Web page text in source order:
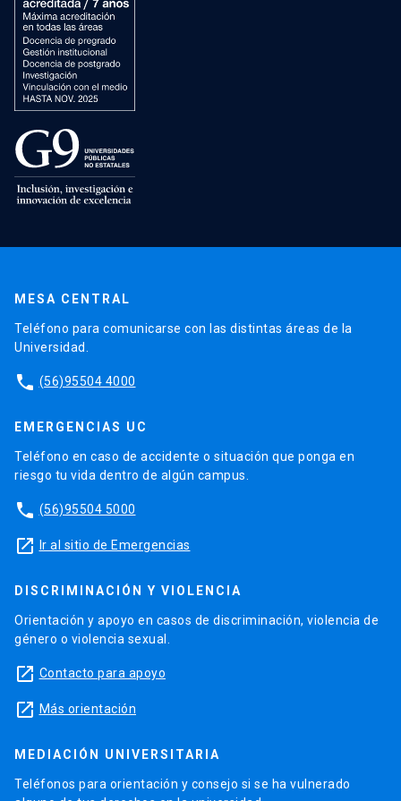
MESA CENTRAL
Teléfono para comunicarse con las distintas áreas de la
Universidad.
phone (56)95504 4000
EMERGENCIAS UC
Teléfono en caso de accidente o situación que ponga en
riesgo tu vida dentro de algún campus.
phone (56)95504 5000
launch Ir al sitio de Emergencias
DISCRIMINACIÓN Y VIOLENCIA
Orientación y apoyo en casos de discriminación, violencia de
género o violencia sexual.
launch Contacto para apoyo
launch Más orientación
MEDIACIÓN UNIVERSITARIA
Teléfonos para orientación y consejo si se ha vulnerado